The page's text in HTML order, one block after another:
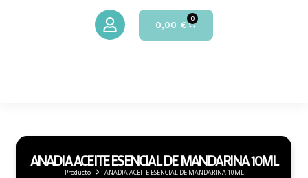
0,00 €
0
ANADIA ACEITE ESENCIAL DE MANDARINA 10ML
Producto ANADIA ACEITE ESENCIAL DE MANDARINA 10ML